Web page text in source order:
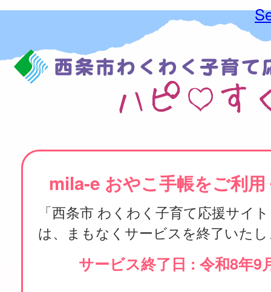
mila-e おやこ手帳をご利
「西条市 わくわく子育て応援サイ
は、まもなくサービスを終了いた
サービス終了日 : 令和8年9